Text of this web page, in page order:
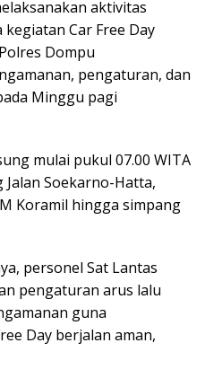
aktivitas
Car Free Day
Dompu
pengaturan, dan
Minggu pagi
mulai pukul 07.00 WITA
Soekarno-Hatta,
Koramil hingga simpang
personel Sat Lantas
pengaturan arus lalu
guna
Day berjalan aman,